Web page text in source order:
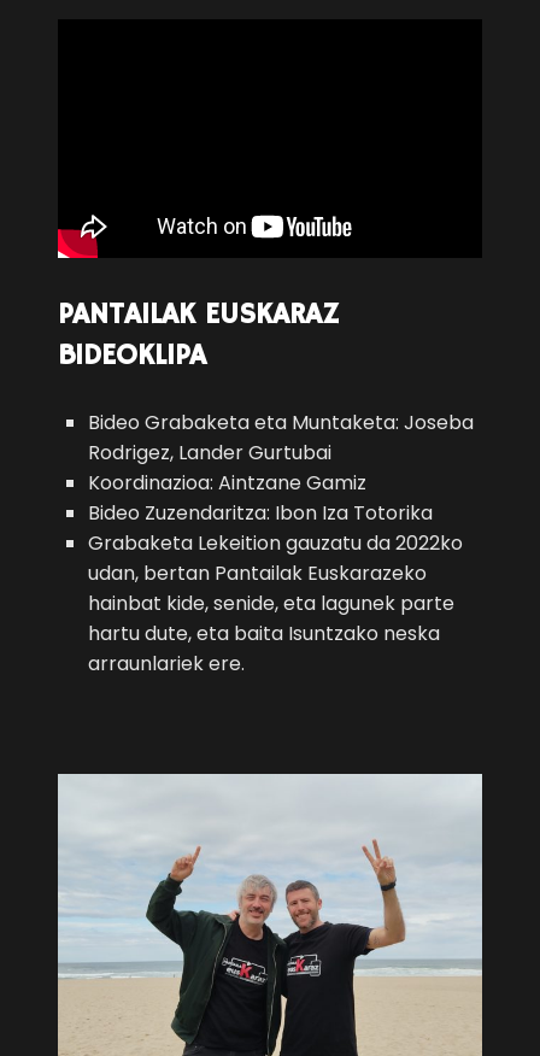
PANTAILAK EUSKARAZ
BIDEOKLIPA
Bideo Grabaketa eta Muntaketa: Joseba
Rodrigez, Lander Gurtubai
Koordinazioa: Aintzane Gamiz
Bideo Zuzendaritza: Ibon Iza Totorika
Grabaketa Lekeition gauzatu da 2022ko
udan, bertan Pantailak Euskarazeko
hainbat kide, senide, eta lagunek parte
hartu dute, eta baita Isuntzako neska
arraunlariek ere.